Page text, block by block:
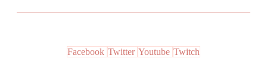
Facebook Twitter Youtube Twitch